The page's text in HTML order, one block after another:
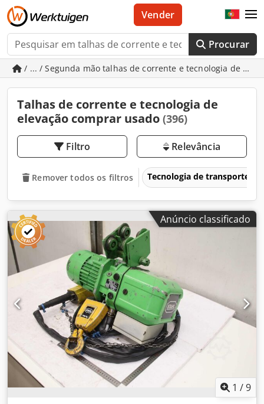
Procurar
Vender
/ ... / Segunda mão talhas de corrente e tecnologia de
Talhas de corrente e tecnologia de
elevação comprar usado (396)
Filtro Relevância
Remover todos os filtros Tecnologia de transporte e
Anúncio classificado
1 /9